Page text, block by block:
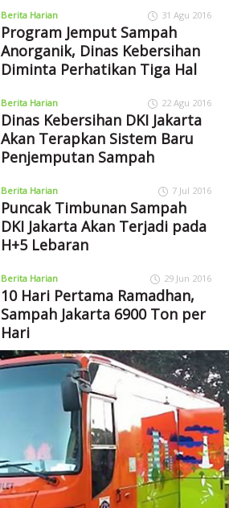
Berita Harian 31 Agu 2016
Program Jemput Sampah
Anorganik, Dinas Kebersihan
Diminta Perhatikan Tiga Hal
Berita Harian 22 Agu 2016
Dinas Kebersihan DKI Jakarta
Akan Terapkan Sistem Baru
Penjemputan Sampah
Berita Harian 7 Jul 2016
Puncak Timbunan Sampah
DKI Jakarta Akan Terjadi pada
H+5 Lebaran
Berita Harian 29 Jun 2016
10 Hari Pertama Ramadhan,
Sampah Jakarta 6900 Ton per
Hari